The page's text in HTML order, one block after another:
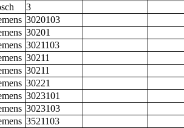
3
3020103
30201
3021103
30211
30211
30221
3023101
3023103
3521103